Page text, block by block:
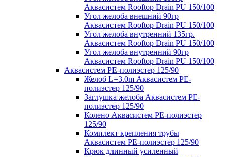
Аквасистем Rooftop Drain PU 150/100
Угол желоба внешний 90гр
Аквасистем Rooftop Drain PU 150/100
Угол желоба внутренний 135гр.
Аквасистем Rooftop Drain PU 150/100
Угол желоба внутренний 90гр
Аквасистем Rooftop Drain PU 150/100
Аквасистем PE-полиэстер 125/90
Желоб L=3.0m Аквасистем PE-
полиэстер 125/90
Заглушка желоба Аквасистем PE-
полиэстер 125/90
Колено Аквасистем PE-полиэстер
125/90
Комплект крепления трубы
Аквасистем PE-полиэстер 125/90
Крюк длинный усиленный